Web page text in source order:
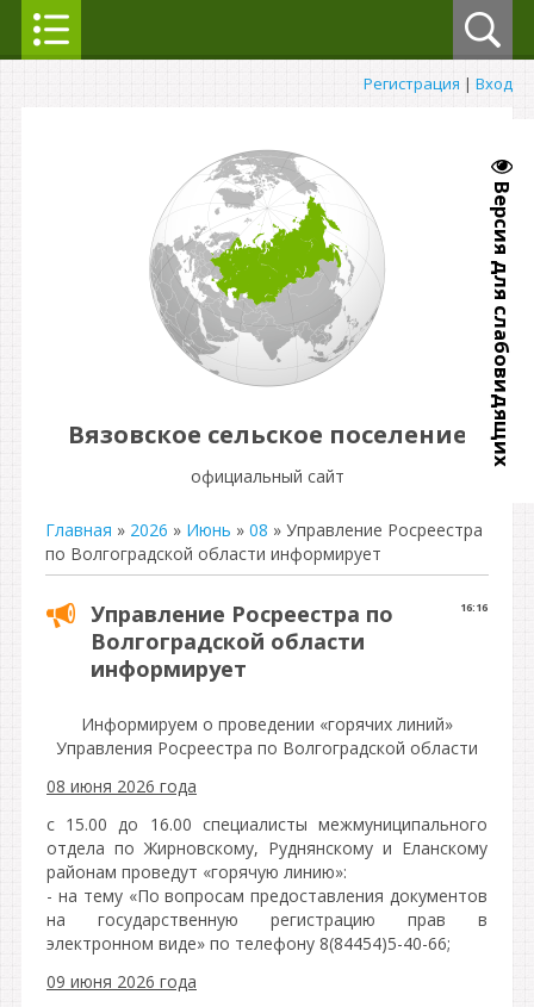
Версия для слабовидящих
Регистрация | Вход
Вязовское сельское поселение
официальный сайт
Главная » 2026 » Июнь » 08 » Управление Росреестра
по Волгоградской области информирует
16:16
Управление Росреестра по
Волгоградской области
информирует
Информируем о проведении «горячих линий»
Управления Росреестра по Волгоградской области
08 июня 2026 года
с 15.00 до 16.00 специалисты межмуниципального
отдела по Жирновскому, Руднянскому и Еланскому
районам проведут «горячую линию»:
- на тему «По вопросам предоставления документов
на государственную регистрацию прав в
электронном виде» по телефону 8(84454)5-40-66;
09 июня 2026 года